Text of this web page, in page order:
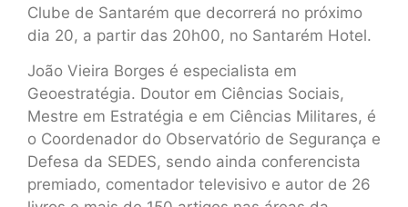
Clube de Santarém que decorrerá no próximo
dia 20, a partir das 20h00, no Santarém Hotel.
João Vieira Borges é especialista em
Geoestratégia. Doutor em Ciências Sociais,
Mestre em Estratégia e em Ciências Militares, é
o Coordenador do Observatório de Segurança e
Defesa da SEDES, sendo ainda conferencista
premiado, comentador televisivo e autor de 26